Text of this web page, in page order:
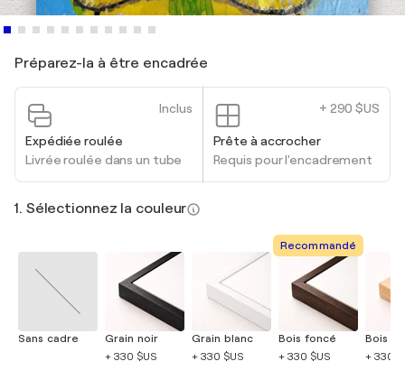
Préparez-la à être encadrée
Inclus
Expédiée roulée
Livrée roulée dans un tube
+ 290 $US
Prête à accrocher
Requis pour l'encadrement
1. Sélectionnez la couleur
Sans cadre
Grain noir
+ 330 $US
Grain blanc
+ 330 $US
Recommandé
Bois foncé
+ 330 $US
Bois
+ 330